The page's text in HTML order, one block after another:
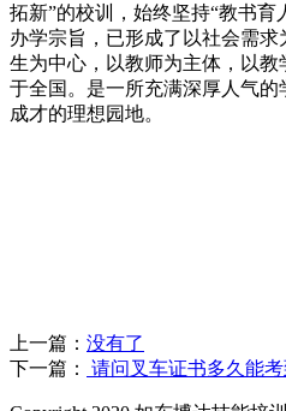
拓新”的校训，始终坚持“教书育
办学宗旨，已形成了以社会需
生为中心，以教师为主体，以
于全国。是一所充满深厚人气
成才的理想园地。
上一篇： 没有了
下一篇：
请问叉车证书多久能